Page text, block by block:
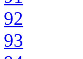
92
93